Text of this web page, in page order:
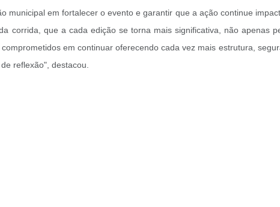
em fortalecer o evento e garantir que a ação continue
corrida, que a cada edição se torna mais significativa, não apenas
em continuar oferecendo cada vez mais estrutura,
reflexão", destacou.